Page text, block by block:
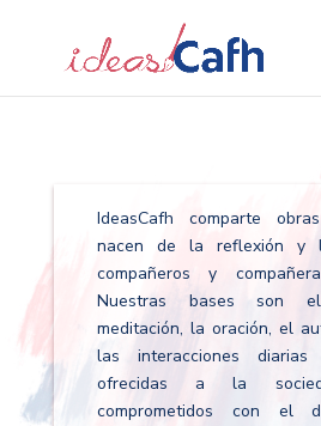
IdeasCafh comparte
nacen de la reflexión y
compañeros y
Nuestras bases son
meditación, la oración, el
las interacciones
ofrecidas a la
comprometidos con el